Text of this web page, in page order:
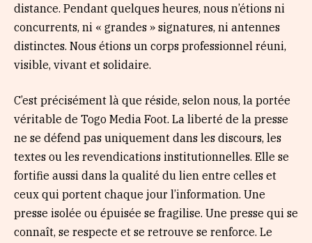
distance. Pendant quelques heures, nous n’étions ni
concurrents, ni « grandes » signatures, ni antennes
distinctes. Nous étions un corps professionnel réuni,
visible, vivant et solidaire.
C’est précisément là que réside, selon nous, la portée
véritable de Togo Media Foot. La liberté de la presse
ne se défend pas uniquement dans les discours, les
textes ou les revendications institutionnelles. Elle se
fortifie aussi dans la qualité du lien entre celles et
ceux qui portent chaque jour l’information. Une
presse isolée ou épuisée se fragilise. Une presse qui se
connaît, se respecte et se retrouve se renforce. Le